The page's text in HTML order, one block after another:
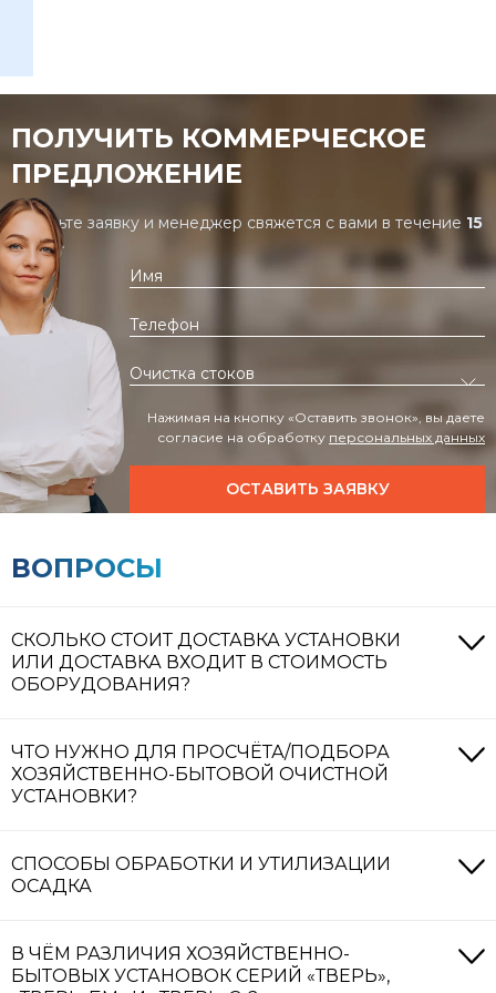
ПОЛУЧИТЬ КОММЕРЧЕСКОЕ
ПРЕДЛОЖЕНИЕ
Оставьте заявку и менеджер свяжется с вами в течение 15
минут
Нажимая на кнопку «Оставить звонок», вы даете
согласие на обработку персональных данных
ОСТАВИТЬ ЗАЯВКУ
ВОПРОСЫ
СКОЛЬКО СТОИТ ДОСТАВКА УСТАНОВКИ
ИЛИ ДОСТАВКА ВХОДИТ В СТОИМОСТЬ
ОБОРУДОВАНИЯ?
Стоимость доставки рассчитывается отдельно, исходя
из местоположения объекта, транспортных габаритов
ЧТО НУЖНО ДЛЯ ПРОСЧЁТА/ПОДБОРА
ХОЗЯЙСТВЕННО-БЫТОВОЙ ОЧИСТНОЙ
УСТАНОВКИ?
подводящего трубопровода, количество
пользователей и место отвода очищенной воды.
который расположен в каждой карточке товара.
СПОСОБЫ ОБРАБОТКИ И УТИЛИЗАЦИИ
ОСАДКА
накопление до последующего вывоза (накопление
возможно либо в накопительном колодце, либо в
В ЧЁМ РАЗЛИЧИЯ ХОЗЯЙСТВЕННО-
БЫТОВЫХ УСТАНОВОК СЕРИЙ «ТВЕРЬ»,